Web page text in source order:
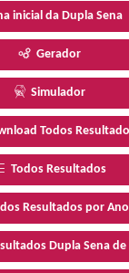
inicial da Dupla Sena
Gerador
Simulador
Todos
Todos Resultados
Resultados por Ano
Dupla Sena de